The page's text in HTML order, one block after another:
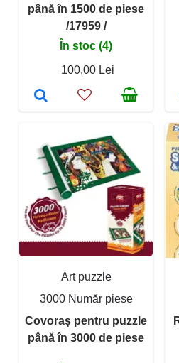
până în 1500 de piese
/17959 /
În stoc (4)
100,00 Lei
Art puzzle
3000 Număr piese
Covoraș pentru puzzle
până în 3000 de piese